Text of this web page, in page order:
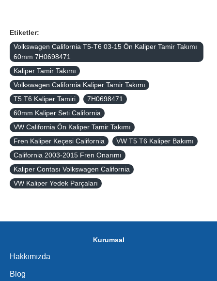
Etiketler:
Volkswagen California T5-T6 03-15 Ön Kaliper Tamir Takımı
60mm 7H0698471
Kaliper Tamir Takımı
Volkswagen California Kaliper Tamir Takımı
T5 T6 Kaliper Tamiri
7H0698471
60mm Kaliper Seti California
VW California Ön Kaliper Tamir Takımı
Fren Kaliper Keçesi California
VW T5 T6 Kaliper Bakımı
California 2003-2015 Fren Onarımı
Kaliper Contası Volkswagen California
VW Kaliper Yedek Parçaları
Kurumsal
Hakkımızda
Blog